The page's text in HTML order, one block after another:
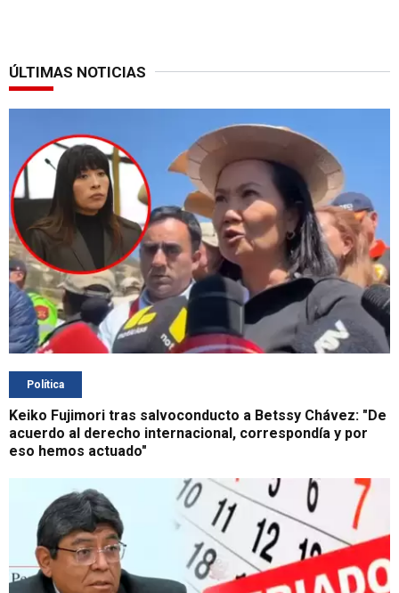
ÚLTIMAS NOTICIAS
Política
Keiko Fujimori tras salvoconducto a Betssy Chávez: "De
acuerdo al derecho internacional, correspondía y por
eso hemos actuado"